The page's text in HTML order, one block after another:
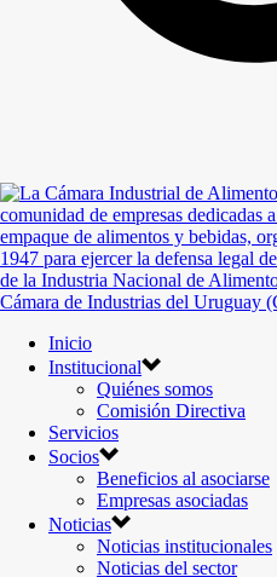
Inicio
Institucional
Quiénes somos
Comisión Directiva
Servicios
Socios
Beneficios al asociarse
Empresas asociadas
Noticias
Noticias institucionales
Noticias del sector